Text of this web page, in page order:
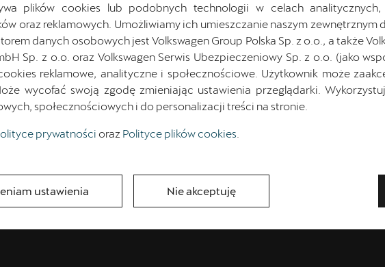
CUPRA Formentor to
wyróżnić się na
gotowy, aby
kierownicą.
Twoje
___ Umów się na
plików cookies lub podobnych technologii w celach
oraz reklamowych. Umożliwiamy ich umieszczanie naszym zewnętrznym
danych osobowych jest Volkswagen Group Polska Sp. z o.o., a także
Sp. z o.o. oraz Volkswagen Serwis Ubezpieczeniowy Sp. z o.o. (jako
reklamowe, analityczne i społecznościowe. Użytkownik może
wycofać swoją zgodę zmieniając ustawienia przeglądarki.
społecznościowych i do personalizacji treści na stronie.
prywatności oraz Polityce plików cookies
ustawienia Nie akceptuję